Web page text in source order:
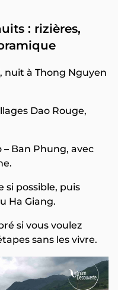
: rizières,
nuit à Thong Nguyen
Dao Rouge,
– Ban Phung, avec
si possible, puis
Ha Giang.
si vous voulez
sans les vivre.